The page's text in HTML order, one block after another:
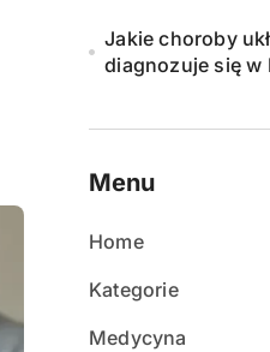
Jakie choroby
diagnozuje się w
Menu
Home
Kategorie
Medycyna